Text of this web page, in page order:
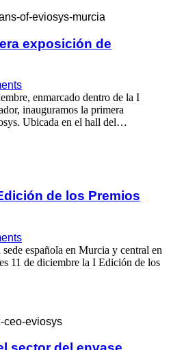
exposición de
enmarcado dentro de la I
inauguramos la primera
Ubicada en el hall del…
de los Premios
española en Murcia y central en
11 de diciembre la I Edición de los